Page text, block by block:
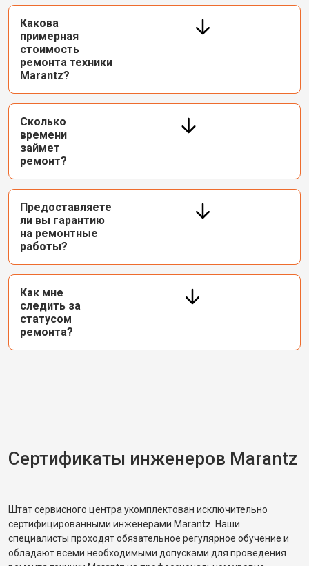
Какова
примерная
стоимость
ремонта техники
Marantz?
Сколько
времени
займет
ремонт?
Предоставляете
ли вы гарантию
на ремонтные
работы?
Как мне
следить за
статусом
ремонта?
Сертификаты инженеров Marantz
Штат сервисного центра укомплектован исключительно
сертифицированными инженерами Marantz. Наши
специалисты проходят обязательное регулярное обучение и
обладают всеми необходимыми допусками для проведения